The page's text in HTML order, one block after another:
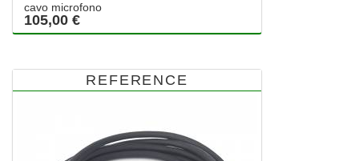
cavo microfono
105,00 €
REFERENCE